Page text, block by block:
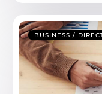
BUSINESS /